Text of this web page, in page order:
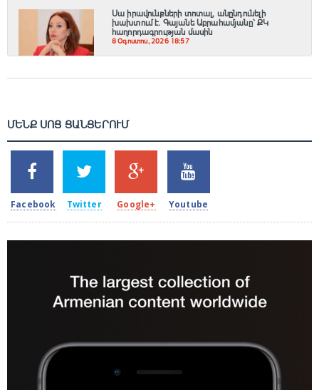
Սա իրավունքների տոտալ, անընդունելի
խախտում է. Գայանե Աբրահամյանը՝ ՔԿ
հաղորդագրության մասին
8 Օգոստոս, 2026 18:57
ՄԵՆՔ ՍՈՑ ՑԱՆՑԵՐՈՒՄ
2k
SHARES
Facebook
1.5k
TWEETS
Twitter
203
SHARES
Google+
620
SHARES
Youtube